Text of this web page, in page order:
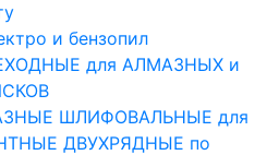
и бензопил
для АЛМАЗНЫХ и
ШЛИФОВАЛЬНЫЕ для
ДВУХРЯДНЫЕ по